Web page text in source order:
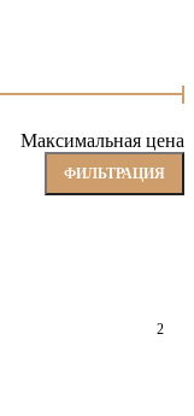
Максимальная цена
ФИЛЬТРАЦИЯ
2